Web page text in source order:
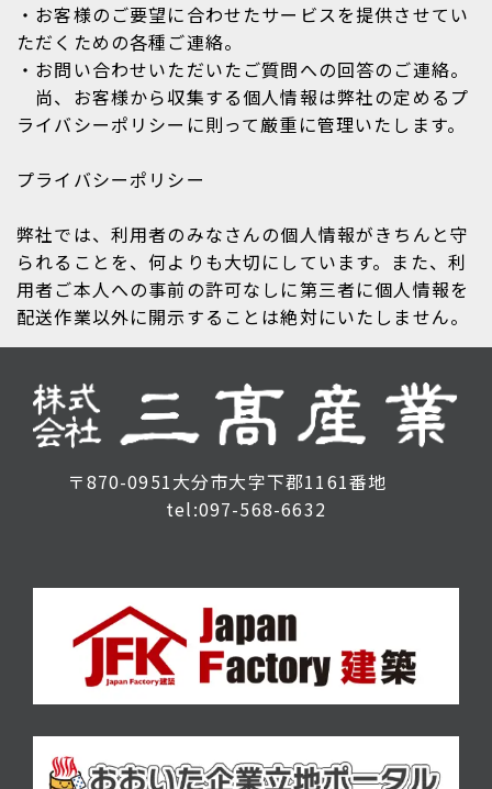
・お客様のご要望に合わせたサービスを提供させてい
ただくための各種ご連絡。
・お問い合わせいただいたご質問への回答のご連絡。
尚、お客様から収集する個人情報は弊社の定めるプ
ライバシーポリシーに則って厳重に管理いたします。
プライバシーポリシー
弊社では、利用者のみなさんの個人情報がきちんと守
られることを、何よりも大切にしています。また、利
用者ご本人への事前の許可なしに第三者に個人情報を
配送作業以外に開示することは絶対にいたしません。
〒870-0951大分市大字下郡1161番地
tel:097-568-6632